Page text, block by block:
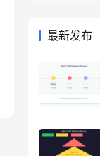
最新发布